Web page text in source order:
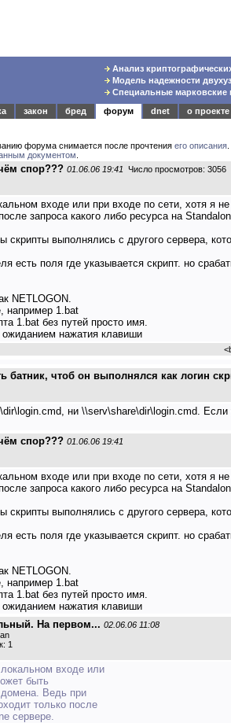
Анализ
Модель надежности
Специальные марковские
закон бред форум dnet
о проекте
форума снимается после прочтения его описания
документом
спор??? 01.06.06 19:41 Число просмотров: 3056
входе или при входе по сети, хотя я
запроса какого либо ресурса на
скрипты выполнялись с другого сервера,
есть поля где указывается скрипт. но
NETLOGON.
например 1.bat
1.bat без путей просто имя.
ожиданием нажатия клавиши
<
батник, чтоб он выполнялся как логин
ни \\serv\share\dir\login.cmd.
спор??? 01.06.06 19:41
входе или при входе по сети, хотя я
запроса какого либо ресурса на
скрипты выполнялись с другого сервера,
есть поля где указывается скрипт. но
NETLOGON.
например 1.bat
1.bat без путей просто имя.
ожиданием нажатия клавиши
На первом... 02.06.06 11:08
1
входе или
быть
домена. Ведь при
только после
сервере.